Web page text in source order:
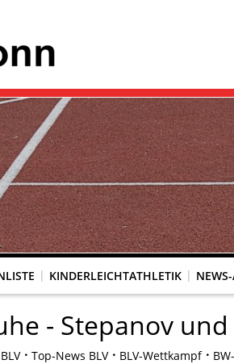
KINDERLEICHTATHLETIK
- Stepanov
BLV Top-News BLV BLV-Wettkampf